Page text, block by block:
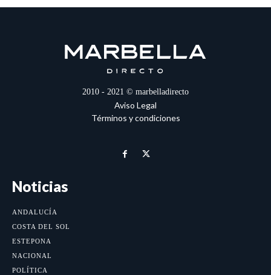
2010 - 2021 © marbelladirecto
Aviso Legal
Términos y condiciones
Noticias
ANDALUCÍA
COSTA DEL SOL
ESTEPONA
NACIONAL
POLÍTICA